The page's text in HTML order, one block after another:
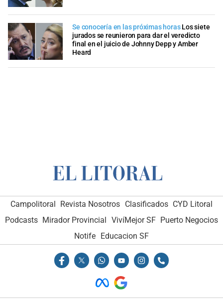
Se conocería en las próximas horas Los siete
jurados se reunieron para dar el veredicto
final en el juicio de Johnny Depp y Amber
Heard
Campolitoral Revista Nosotros Clasificados CYD Litoral
Podcasts Mirador Provincial VivíMejor SF Puerto Negocios
Notife
Educacion SF